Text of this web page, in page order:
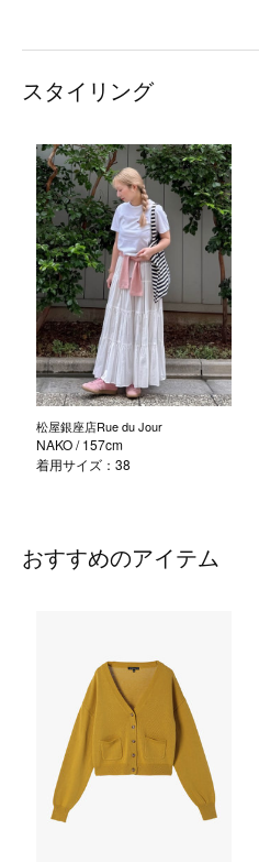
スタイリング
松屋銀座店Rue du Jour
NAKO/ 157cm
着用サイズ：38
おすすめのアイテム